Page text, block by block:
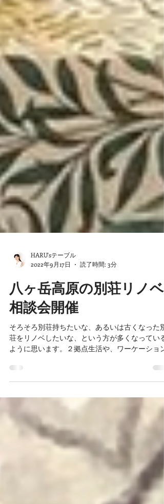
2022年9月17日
読了時間: 3分
八ヶ岳高原の別荘リノベ
相談会開催
そろそろ別荘持ちたいな、あるいは古くなった別
ように思います。２拠点生活や、ワーケーション
も現実味を帯びてきましたね。 でも、別荘のイン
荘が古くなってしまって・・・でも、せっかくだ
からち...